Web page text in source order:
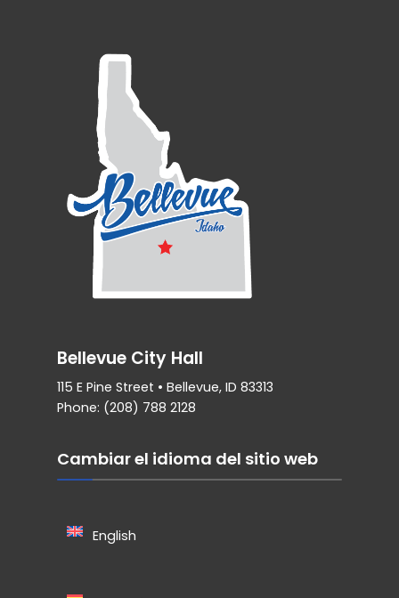
Bellevue City Hall
115 E Pine Street • Bellevue, ID 83313
Phone: (208) 788 2128
Cambiar el idioma del sitio web
English